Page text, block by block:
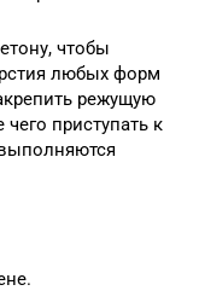
чтобы
любых форм
режущую
приступать к